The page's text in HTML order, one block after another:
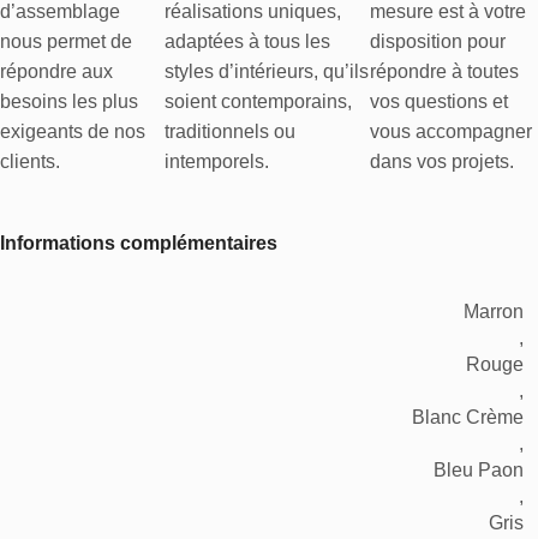
d’assemblage
nous permet de
répondre aux
besoins les plus
exigeants de nos
clients.
réalisations uniques,
adaptées à tous les
styles d’intérieurs, qu’ils
soient contemporains,
traditionnels ou
intemporels.
mesure est à votre
disposition pour
répondre à toutes
vos questions et
vous accompagner
dans vos projets.
Informations complémentaires
Marron
,
Rouge
,
Blanc Crème
,
Bleu Paon
,
Gris